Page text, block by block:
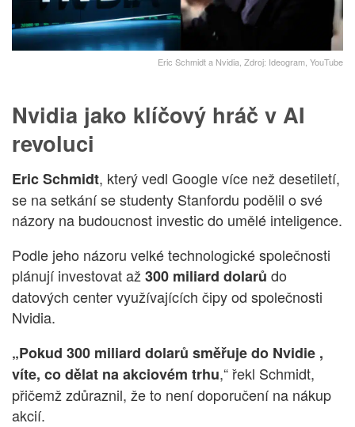
Eric Schmidt a Nvidia, Zdroj: Ideogram, YouTube
Nvidia jako klíčový hráč v AI
revoluci
Eric Schmidt, který vedl Google více než desetiletí,
se na setkání se studenty Stanfordu podělil o své
názory na budoucnost investic do umělé inteligence.
Podle jeho názoru velké technologické společnosti
plánují investovat až 300 miliard dolarů do
datových center využívajících čipy od společnosti
Nvidia.
„Pokud 300 miliard dolarů směřuje do Nvidie ,
víte, co dělat na akciovém trhu,“ řekl Schmidt,
přičemž zdůraznil, že to není doporučení na nákup
akcií.